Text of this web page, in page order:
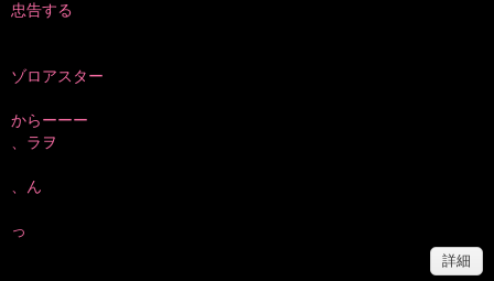
忠告する
ゾロアスター
からーーー
、ラヲ
、ん
っ
詳細